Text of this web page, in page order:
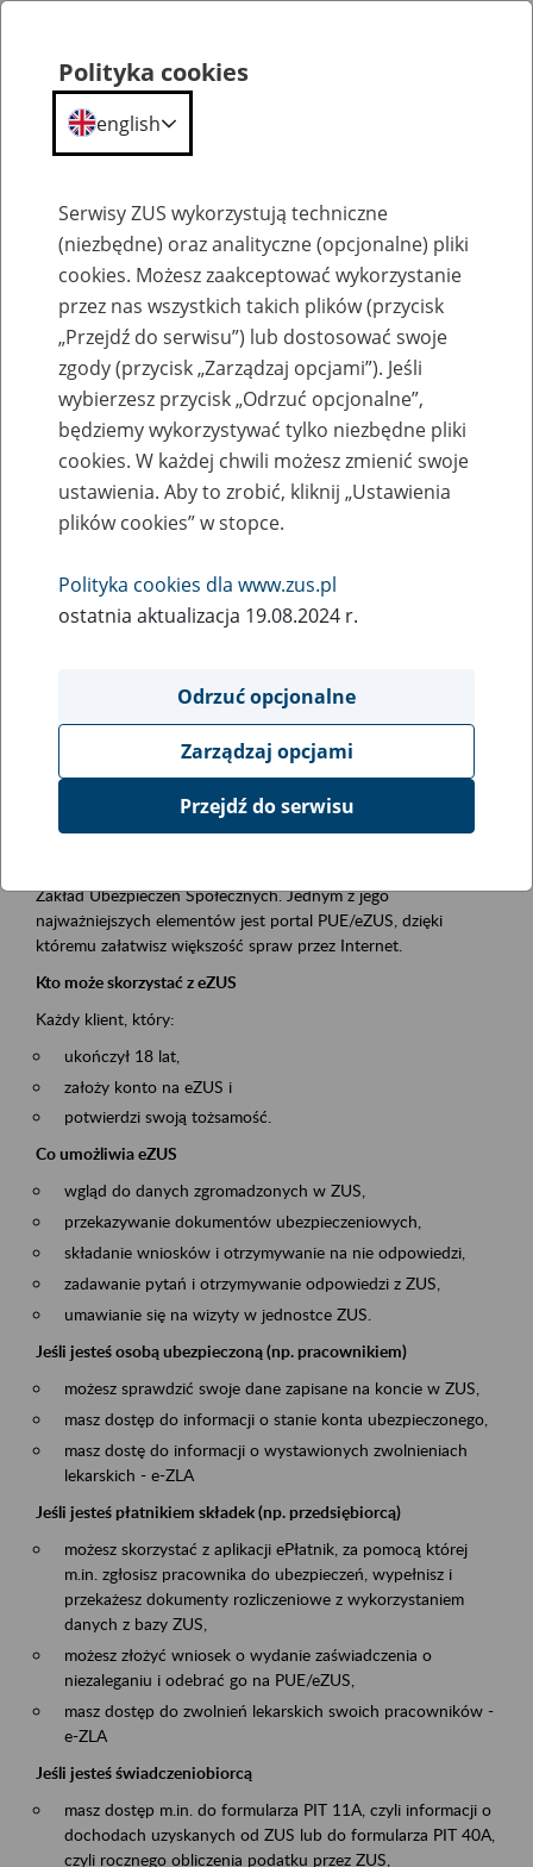
Szkolenia
Zaproś ZUS do siebie - zakładanie profili
eZUS w siedzibie Twojej firmy
Rodzaj wydarzenia
Szkolenia
obsługa klientów
Event description
Platforma Usług Elektronicznych ZUS eZUS
Zakład Ubezpieczeń Społecznych. Jednym z jego
najważniejszych elementów jest portal PUE/eZUS, dzięki
któremu załatwisz większość spraw przez Internet.
Kto może skorzystać z eZUS
Każdy klient, który:
ukończył 18 lat,
założy konto na eZUS i
potwierdzi swoją tożsamość.
Co umożliwia eZUS
wgląd do danych zgromadzonych w ZUS,
przekazywanie dokumentów ubezpieczeniowych,
składanie wniosków i otrzymywanie na nie odpowiedzi,
zadawanie pytań i otrzymywanie odpowiedzi z ZUS,
umawianie się na wizyty w jednostce ZUS.
Jeśli jesteś osobą ubezpieczoną (np. pracownikiem)
możesz sprawdzić swoje dane zapisane na koncie w ZUS,
masz dostęp do informacji o stanie konta ubezpieczonego,
masz dostę do informacji o wystawionych zwolnieniach
lekarskich - e-ZLA
Jeśli jesteś płatnikiem składek (np. przedsiębiorcą)
możesz skorzystać z aplikacji ePłatnik, za pomocą której
m.in. zgłosisz pracownika do ubezpieczeń, wypełnisz i
przekażesz dokumenty rozliczeniowe z wykorzystaniem
danych z bazy ZUS,
możesz złożyć wniosek o wydanie zaświadczenia o
niezaleganiu i odebrać go na PUE/eZUS,
masz dostęp do zwolnień lekarskich swoich pracowników -
e-ZLA
Jeśli jesteś świadczeniobiorcą
masz dostęp m.in. do formularza PIT 11A, czyli informacji o
dochodach uzyskanych od ZUS lub do formularza PIT 40A,
czyli rocznego obliczenia podatku przez ZUS,
Polityka cookies
english
Serwisy ZUS wykorzystują techniczne
(niezbędne) oraz analityczne (opcjonalne) pliki
cookies. Możesz zaakceptować wykorzystanie
przez nas wszystkich takich plików (przycisk
„Przejdź do serwisu”) lub dostosować swoje
zgody (przycisk „Zarządzaj opcjami”). Jeśli
wybierzesz przycisk „Odrzuć opcjonalne”,
będziemy wykorzystywać tylko niezbędne pliki
cookies. W każdej chwili możesz zmienić swoje
ustawienia. Aby to zrobić, kliknij „Ustawienia
plików cookies” w stopce.
Polityka cookies dla www.zus.pl
ostatnia aktualizacja 19.08.2024 r.
Odrzuć opcjonalne
Zarządzaj opcjami
Przejdź do serwisu